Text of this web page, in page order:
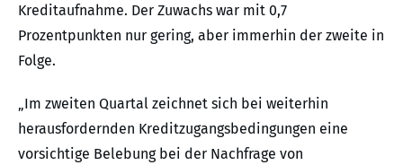
Kreditaufnahme. Der Zuwachs war mit 0,7
Prozentpunkten nur gering, aber immerhin der zweite in
Folge.
„Im zweiten Quartal zeichnet sich bei weiterhin
herausfordernden Kreditzugangsbedingungen eine
vorsichtige Belebung bei der Nachfrage von